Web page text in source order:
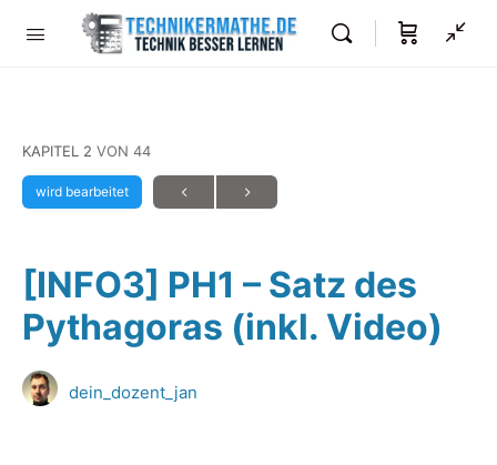
KAPITEL 2 VON 44
wird bearbeitet
[INFO3] PH1 – Satz des
Pythagoras (inkl. Video)
dein_dozent_jan